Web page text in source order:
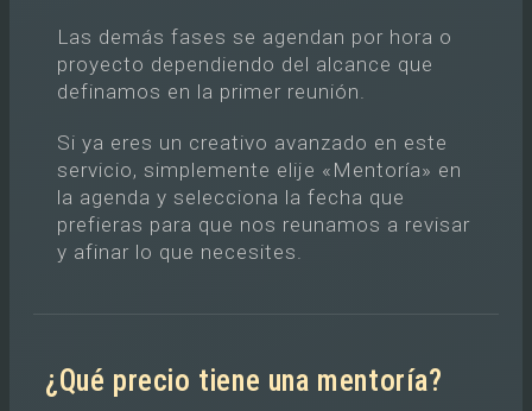
Las demás fases se agendan por hora o
proyecto dependiendo del alcance que
definamos en la primer reunión.
Si ya eres un creativo avanzado en este
servicio, simplemente elije «Mentoría» en
la agenda y selecciona la fecha que
prefieras para que nos reunamos a revisar
y afinar lo que necesites.
¿Qué precio tiene una mentoría?